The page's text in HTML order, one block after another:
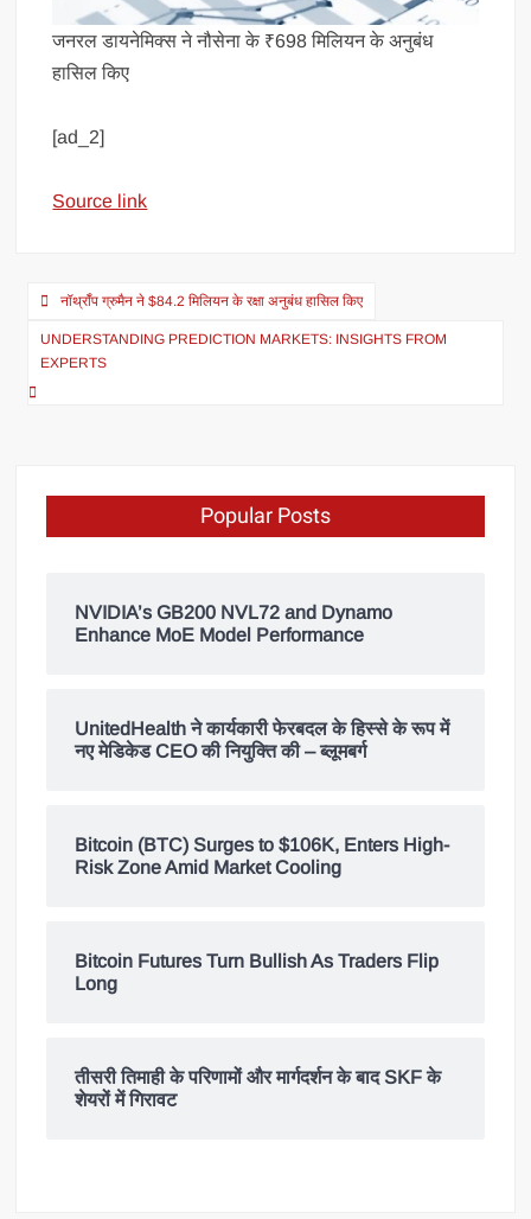
जनरल डायनेमिक्स ने नौसेना के ₹698 मिलियन के अनुबंध
हासिल किए
[ad_2]
Source link
नॉर्थ्रॉप ग्रुमैन ने $84.2 मिलियन के रक्षा अनुबंध हासिल किए
UNDERSTANDING PREDICTION MARKETS: INSIGHTS FROM
EXPERTS
Popular Posts
NVIDIA’s GB200 NVL72 and Dynamo
Enhance MoE Model Performance
UnitedHealth ने कार्यकारी फेरबदल के हिस्से के रूप में
नए मेडिकेड CEO की नियुक्ति की – ब्लूमबर्ग
Bitcoin (BTC) Surges to $106K, Enters High-
Risk Zone Amid Market Cooling
Bitcoin Futures Turn Bullish As Traders Flip
Long
तीसरी तिमाही के परिणामों और मार्गदर्शन के बाद SKF के
शेयरों में गिरावट